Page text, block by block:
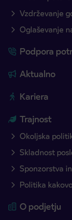
Vzdrževanje
Oglaševanje
Podpora
Aktualno
Kariera
Trajnost
Okoljska
Skladnost
Sponzorstva
Politika
O podjetju